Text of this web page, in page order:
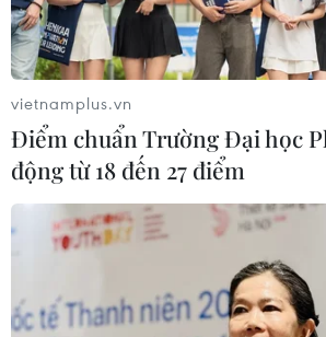
vietnamplus.vn
Điểm chuẩn Trường Đại học
động từ 18 đến 27 điểm